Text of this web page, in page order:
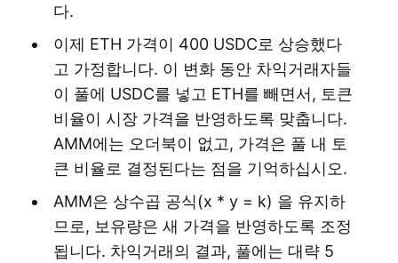
다.
이제 ETH 가격이 400 USDC로 상승했다
고 가정합니다. 이 변화 동안 차익거래자들
이 풀에 USDC를 넣고 ETH를 빼면서, 토큰
비율이 시장 가격을 반영하도록 맞춥니다.
AMM에는 오더북이 없고, 가격은 풀 내 토
큰 비율로 결정된다는 점을 기억하십시오.
AMM은 상수곱 공식(x * y = k) 을 유지하
므로, 보유량은 새 가격을 반영하도록 조정
됩니다. 차익거래의 결과, 풀에는 대략 5